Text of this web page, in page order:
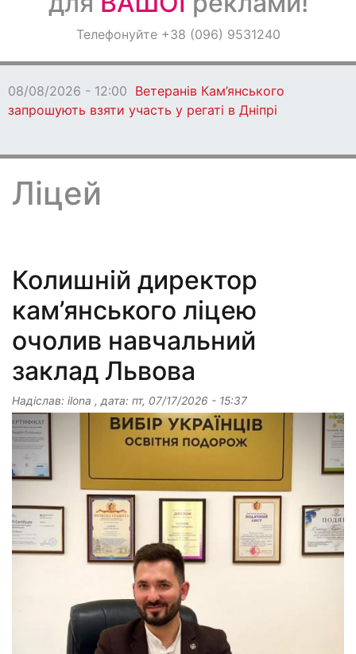
ОголошенняТелефонуйте +38 (096) 9531240
08/08/2026 - 12:00 Ветеранів Кам’янського
запрошують взяти участь у регаті в Дніпрі
Ліцей
Колишній директор
кам’янського ліцею
очолив навчальний
заклад Львова
Надіслав: ilona , дата: пт, 07/17/2026 - 15:37